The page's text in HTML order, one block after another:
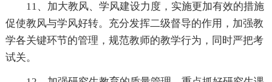
11、加大教风、学风建设力度，实施更加有效的措施
促使教风与学风好转。充分发挥二级督导的作用，加强教
学各关键环节的管理，规范教师的教学行为，同时严把考
试关。